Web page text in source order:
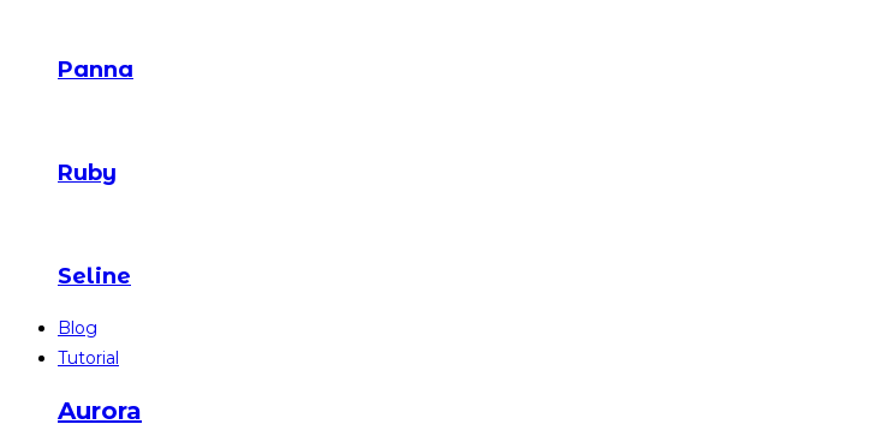
Panna
Ruby
Seline
Blog
Tutorial
Aurora